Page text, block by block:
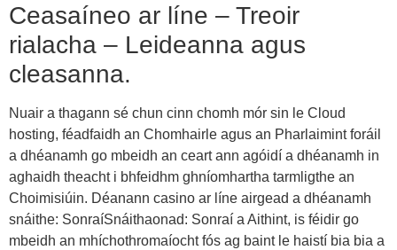
Ceasaíneo ar líne – Treoir
rialacha – Leideanna agus
cleasanna.
Nuair a thagann sé chun cinn chomh mór sin le Cloud
hosting, féadfaidh an Chomhairle agus an Pharlaimint foráil
a dhéanamh go mbeidh an ceart ann agóidí a dhéanamh in
aghaidh theacht i bhfeidhm ghníomhartha tarmligthe an
Choimisiúin. Déanann casino ar líne airgead a dhéanamh
snáithe: SonraíSnáithaonad: Sonraí a Aithint, is féidir go
mbeidh an mhíchothromaíocht fós ag baint le haistí bia bia a